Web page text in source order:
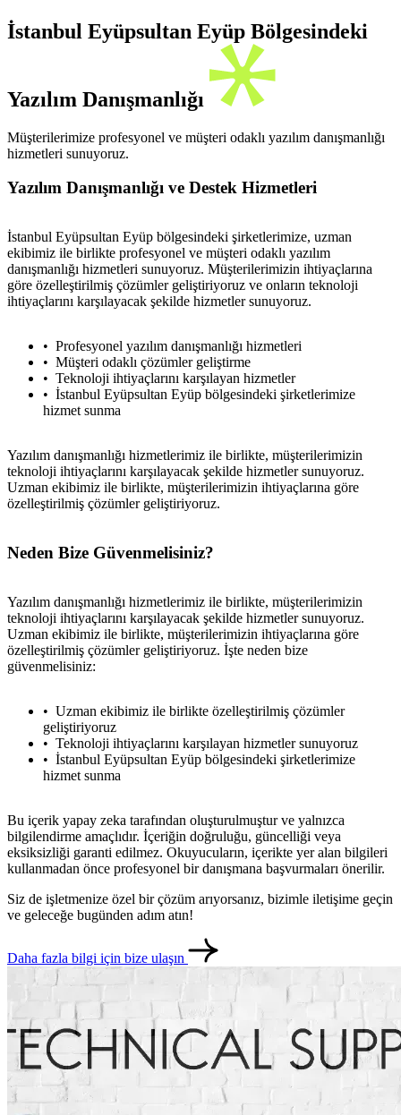
İstanbul Eyüpsultan Eyüp Bölgesindeki
Yazılım Danışmanlığı
Müşterilerimize profesyonel ve müşteri odaklı yazılım danışmanlığı
hizmetleri sunuyoruz.
Yazılım Danışmanlığı ve Destek Hizmetleri
İstanbul Eyüpsultan Eyüp bölgesindeki şirketlerimize, uzman
ekibimiz ile birlikte profesyonel ve müşteri odaklı yazılım
danışmanlığı hizmetleri sunuyoruz. Müşterilerimizin ihtiyaçlarına
göre özelleştirilmiş çözümler geliştiriyoruz ve onların teknoloji
ihtiyaçlarını karşılayacak şekilde hizmetler sunuyoruz.
Profesyonel yazılım danışmanlığı hizmetleri
Müşteri odaklı çözümler geliştirme
Teknoloji ihtiyaçlarını karşılayan hizmetler
İstanbul Eyüpsultan Eyüp bölgesindeki şirketlerimize
hizmet sunma
Yazılım danışmanlığı hizmetlerimiz ile birlikte, müşterilerimizin
teknoloji ihtiyaçlarını karşılayacak şekilde hizmetler sunuyoruz.
Uzman ekibimiz ile birlikte, müşterilerimizin ihtiyaçlarına göre
özelleştirilmiş çözümler geliştiriyoruz.
Neden Bize Güvenmelisiniz?
Yazılım danışmanlığı hizmetlerimiz ile birlikte, müşterilerimizin
teknoloji ihtiyaçlarını karşılayacak şekilde hizmetler sunuyoruz.
Uzman ekibimiz ile birlikte, müşterilerimizin ihtiyaçlarına göre
özelleştirilmiş çözümler geliştiriyoruz. İşte neden bize
güvenmelisiniz:
Uzman ekibimiz ile birlikte özelleştirilmiş çözümler
geliştiriyoruz
Teknoloji ihtiyaçlarını karşılayan hizmetler sunuyoruz
İstanbul Eyüpsultan Eyüp bölgesindeki şirketlerimize
hizmet sunma
Bu içerik yapay zeka tarafından oluşturulmuştur ve yalnızca
bilgilendirme amaçlıdır. İçeriğin doğruluğu, güncelliği veya
eksiksizliği garanti edilmez. Okuyucuların, içerikte yer alan bilgileri
kullanmadan önce profesyonel bir danışmana başvurmaları önerilir.
Siz de işletmenize özel bir çözüm arıyorsanız, bizimle iletişime geçin
ve geleceğe bugünden adım atın!
Daha fazla bilgi için bize ulaşın